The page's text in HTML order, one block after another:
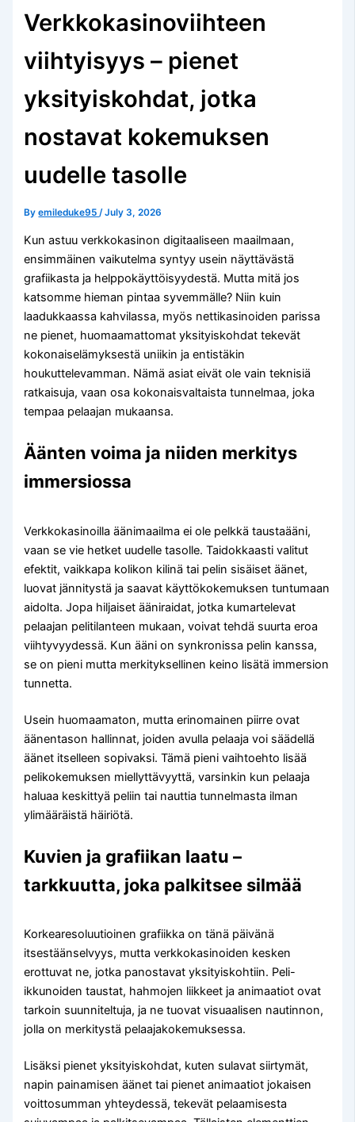
Verkkokasinoviihteen
viihtyisyys – pienet
yksityiskohdat, jotka
nostavat kokemuksen
uudelle tasolle
Byemileduke95 /July 3, 2026
Kun astuu verkkokasinon digitaaliseen maailmaan,
ensimmäinen vaikutelma syntyy usein näyttävästä
grafiikasta ja helppokäyttöisyydestä. Mutta mitä jos
katsomme hieman pintaa syvemmälle? Niin kuin
laadukkaassa kahvilassa, myös nettikasinoiden parissa
ne pienet, huomaamattomat yksityiskohdat tekevät
kokonaiselämyksestä uniikin ja entistäkin
houkuttelevamman. Nämä asiat eivät ole vain teknisiä
ratkaisuja, vaan osa kokonaisvaltaista tunnelmaa, joka
tempaa pelaajan mukaansa.
Äänten voima ja niiden merkitys
immersiossa
Verkkokasinoilla äänimaailma ei ole pelkkä taustaääni,
vaan se vie hetket uudelle tasolle. Taidokkaasti valitut
efektit, vaikkapa kolikon kilinä tai pelin sisäiset äänet,
luovat jännitystä ja saavat käyttökokemuksen tuntumaan
aidolta. Jopa hiljaiset ääniraidat, jotka kumartelevat
pelaajan pelitilanteen mukaan, voivat tehdä suurta eroa
viihtyvyydessä. Kun ääni on synkronissa pelin kanssa,
se on pieni mutta merkityksellinen keino lisätä immersion
tunnetta.
Usein huomaamaton, mutta erinomainen piirre ovat
äänentason hallinnat, joiden avulla pelaaja voi säädellä
äänet itselleen sopivaksi. Tämä pieni vaihtoehto lisää
pelikokemuksen miellyttävyyttä, varsinkin kun pelaaja
haluaa keskittyä peliin tai nauttia tunnelmasta ilman
ylimääräistä häiriötä.
Kuvien ja grafiikan laatu –
tarkkuutta, joka palkitsee silmää
Korkearesoluutioinen grafiikka on tänä päivänä
itsestäänselvyys, mutta verkkokasinoiden kesken
erottuvat ne, jotka panostavat yksityiskohtiin. Peli-
ikkunoiden taustat, hahmojen liikkeet ja animaatiot ovat
tarkoin suunniteltuja, ja ne tuovat visuaalisen nautinnon,
jolla on merkitystä pelaajakokemuksessa.
Lisäksi pienet yksityiskohdat, kuten sulavat siirtymät,
napin painamisen äänet tai pienet animaatiot jokaisen
voittosumman yhteydessä, tekevät pelaamisesta